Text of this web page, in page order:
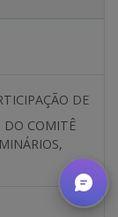
DE
DO COMITÊ